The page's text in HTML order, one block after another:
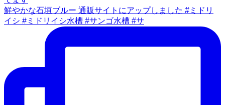
鮮やかな石垣ブルー 通販サイトにアップしました #ミドリ
イシ #ミドリイシ水槽 #サンゴ水槽 #サ